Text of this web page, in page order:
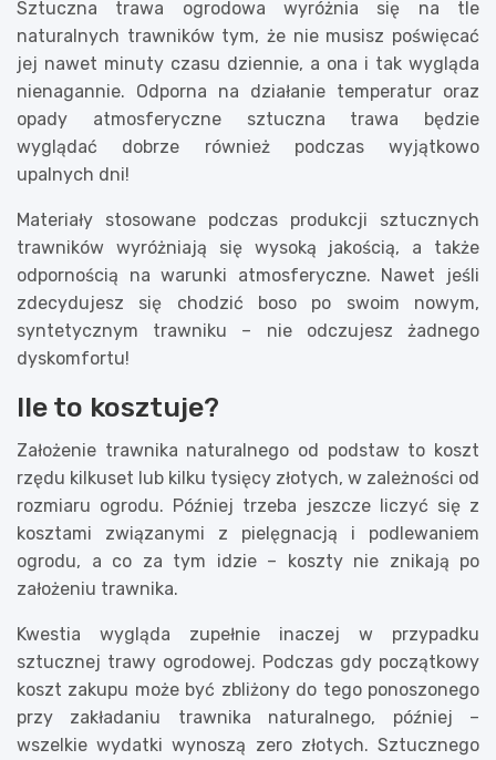
Sztuczna trawa ogrodowa wyróżnia się na tle
naturalnych trawników tym, że nie musisz poświęcać
jej nawet minuty czasu dziennie, a ona i tak wygląda
nienagannie. Odporna na działanie temperatur oraz
opady atmosferyczne sztuczna trawa będzie
wyglądać dobrze również podczas wyjątkowo
upalnych dni!
Materiały stosowane podczas produkcji sztucznych
trawników wyróżniają się wysoką jakością, a także
odpornością na warunki atmosferyczne. Nawet jeśli
zdecydujesz się chodzić boso po swoim nowym,
syntetycznym trawniku – nie odczujesz żadnego
dyskomfortu!
Ile to kosztuje?
Założenie trawnika naturalnego od podstaw to koszt
rzędu kilkuset lub kilku tysięcy złotych, w zależności od
rozmiaru ogrodu. Później trzeba jeszcze liczyć się z
kosztami związanymi z pielęgnacją i podlewaniem
ogrodu, a co za tym idzie – koszty nie znikają po
założeniu trawnika.
Kwestia wygląda zupełnie inaczej w przypadku
sztucznej trawy ogrodowej. Podczas gdy początkowy
koszt zakupu może być zbliżony do tego ponoszonego
przy zakładaniu trawnika naturalnego, później –
wszelkie wydatki wynoszą zero złotych. Sztucznego